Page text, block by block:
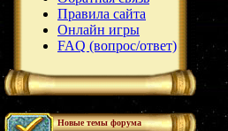
Правила сайта
Онлайн игры
FAQ (вопрос/ответ)
Новые темы форума